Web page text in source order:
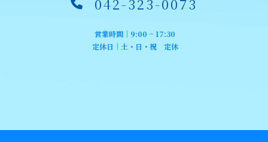
営業時間｜9:00 ~ 17:30
定休日｜土・日・祝 定休